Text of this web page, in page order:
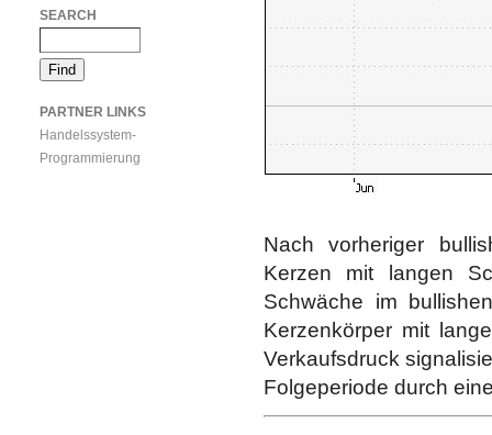
Nach vorheriger
Kerzen mit langen
Schwäche im
Kerzenkörper mit
Verkaufsdruck
Folgeperiode durch
SEARCH
PARTNER LINKS
Handelssystem-
Programmierung